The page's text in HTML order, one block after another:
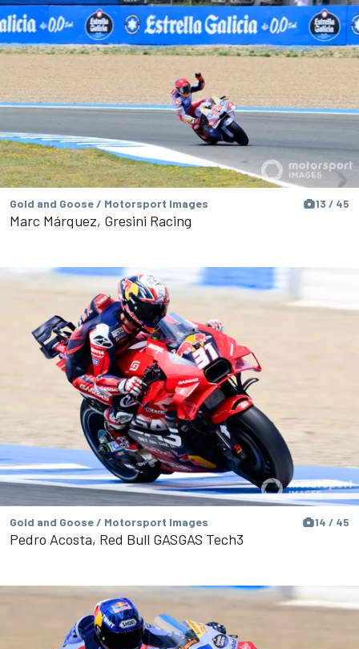
Gold and Goose / Motorsport Images 13 / 45
Marc Márquez, Gresini Racing
Gold and Goose / Motorsport Images 14 / 45
Pedro Acosta, Red Bull GASGAS Tech3